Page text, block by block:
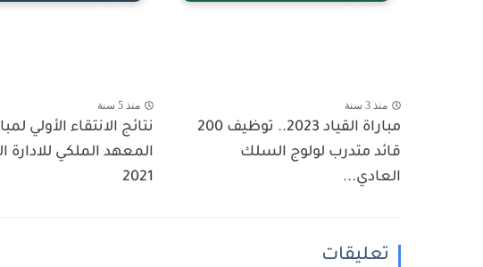
منذ 3 سنة
مباراة القياد 2023.. توظيف 200
قائد متدرب لولوج السلك
العادي...
منذ 5 سنة
نتائج الانتقاء الأولي
المعهد الملكي للادارة
2021
تعليقات